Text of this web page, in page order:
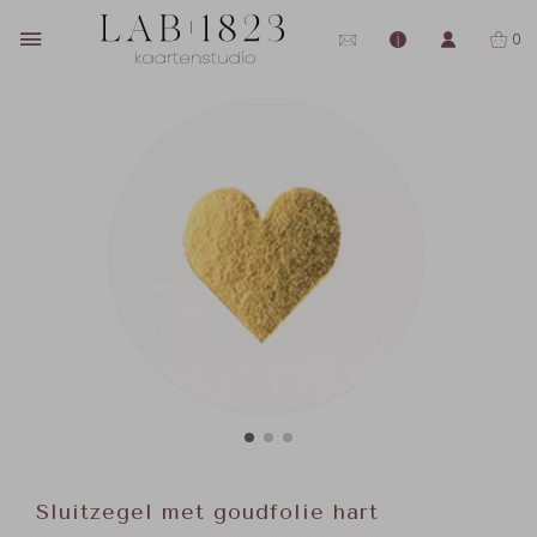
0
Sluitzegel met goudfolie hart